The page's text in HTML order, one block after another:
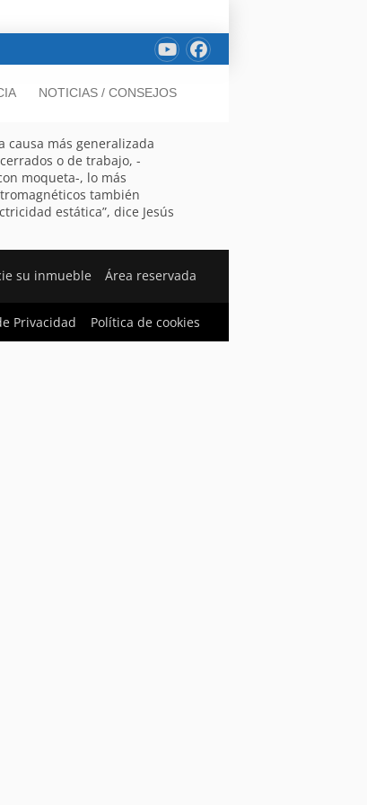
NOTICIAS / CONSEJOS
causa más generalizada
o de trabajo, -
moqueta-, lo más
también
estática”, dice Jesús
su inmueble Área reservada
Privacidad Política de cookies